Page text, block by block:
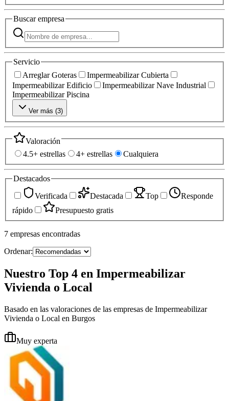
Buscarempresa
Servicio
Arreglar Goteras
Impermeabilizar Cubierta
Impermeabilizar Edificio
Impermeabilizar Nave Industrial
Impermeabilizar Piscina
Ver más (3)
Valoración
4.5+ estrellas
4+ estrellas Cualquiera
Destacados
Verificada
Destacada Top
Responde
rápido
Presupuesto gratis
7 empresas encontradas
Ordenar:
Nuestro Top 4 en Impermeabilizar
Vivienda o Local
Basado en las valoraciones de las empresas de Impermeabilizar
Vivienda o Local en Burgos
Muy experta